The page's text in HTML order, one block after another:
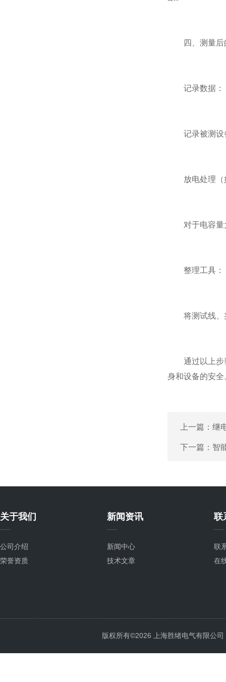
四、测量后
记录数据：
记录被测设备
放电处理（
对于电容量大
整理工具：
将测试线、
通过以上步骤
身和设备的安全
上一篇： 继
下一篇： 智
关于我们
公司介绍
荣誉资质
新闻资讯
新闻中心
技术文章
联
联
在
版权所有©2026 上海胜绪电气有限公